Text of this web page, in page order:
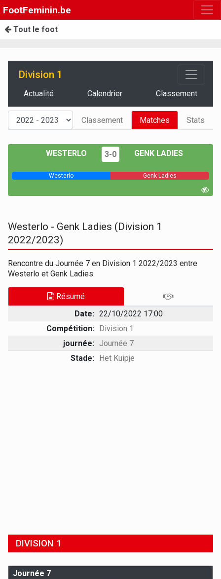
FootFeminin.be
Tout le foot
Division 1
Actualité Calendrier Classement
Classement Matches Stats
WESTERLO 3-0 GENK LADIES
Westerlo Genk Ladies
Westerlo - Genk Ladies (Division 1
2022/2023)
Rencontre du Journée 7 en Division 1 2022/2023 entre
Westerlo et Genk Ladies.
Résumé
Date: 22/10/2022 17:00
Compétition: Division 1
journée: Journée 7
Stade: Het Kuipje
DIVISION 1
Journée 7